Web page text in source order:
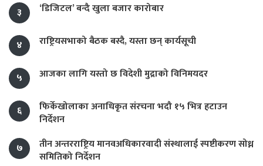
३
‘डिजिटल’ बन्दै खुला बजार कारोबार
४ राष्ट्रियसभाको बैठक बस्दै, यस्ता छन् कार्यसूची
५ आजका लागि यस्तो छ विदेशी मुद्राको विनिमयदर
६
फिर्केखोलाका अनाधिकृत संरचना भदौ १५ भित्र हटाउन
निर्देशन
७
तीन अन्तरराष्ट्रिय मानवअधिकारवादी संस्थालाई स्पष्टीकरण सोध्न
समितिको निर्देशन